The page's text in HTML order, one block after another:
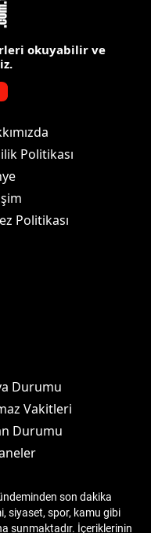
okuyabilir ve
Politikası
Politikası
Durumu
Vakitleri
Durumu
son dakika
siyaset, spor, kamu gibi
sunmaktadır. İçeriklerinin